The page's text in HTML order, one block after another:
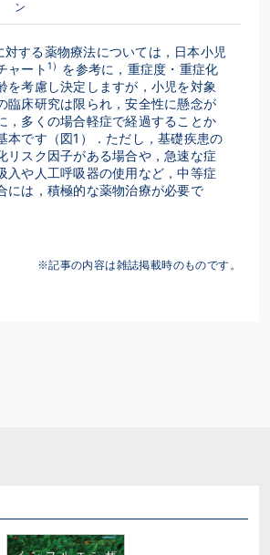
ン
する薬物療法については，日本小児
ャート 1） を参考に，重症度・重症化
を考慮し決定しますが，小児を対象
臨床研究は限られ，安全性に懸念が
，多くの場合軽症で経過することか
本です（図1）．ただし，基礎疾患の
リスク因子がある場合や，急速な症
入や人工呼吸器の使用など，中等症
には，積極的な薬物治療が必要で
※記事の内容は雑誌掲載時のものです。